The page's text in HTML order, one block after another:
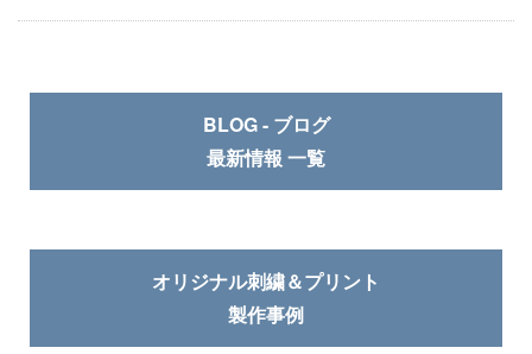
BLOG - ブログ
最新情報 一覧
オリジナル刺繍＆プリント
製作事例